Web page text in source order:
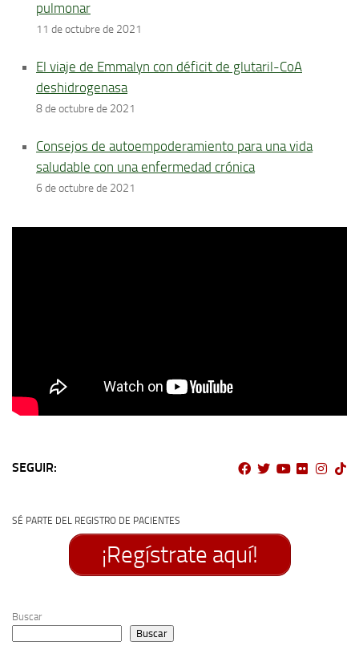
pulmonar
11 de octubre de 2021
El viaje de Emmalyn con déficit de glutaril-CoA
deshidrogenasa
8 de octubre de 2021
Consejos de autoempoderamiento para una vida
saludable con una enfermedad crónica
6 de octubre de 2021
SEGUIR:
SÉ PARTE DEL REGISTRO DE PACIENTES
¡Regístrate aquí!
Buscar
Buscar